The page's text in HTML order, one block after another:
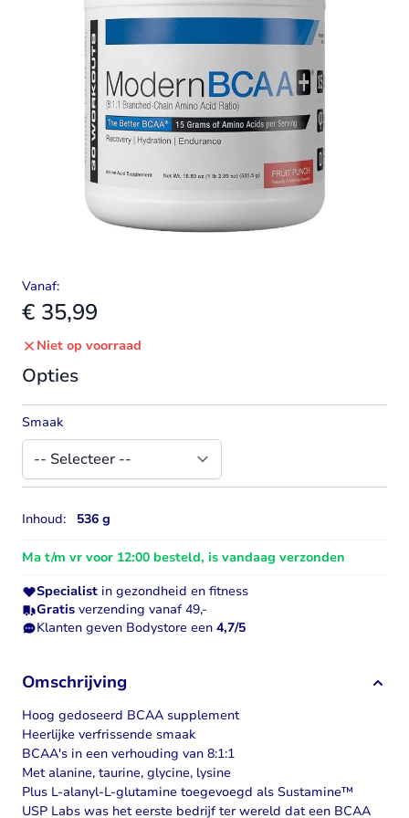
Vanaf:
€ 35,99
Niet op voorraad
Opties
Smaak
Inhoud: 536 g
Ma t/m vr voor 12:00 besteld, is vandaag verzonden
Specialist in gezondheid en fitness
Gratis verzending vanaf 49,-
Klanten geven Bodystore een 4,7/5
Omschrijving
Hoog gedoseerd BCAA supplement
Heerlijke verfrissende smaak
BCAA's in een verhouding van 8:1:1
Met alanine, taurine, glycine, lysine
Plus L-alanyl-L-glutamine toegevoegd als Sustamine™
USP Labs was het eerste bedrijf ter wereld dat een BCAA